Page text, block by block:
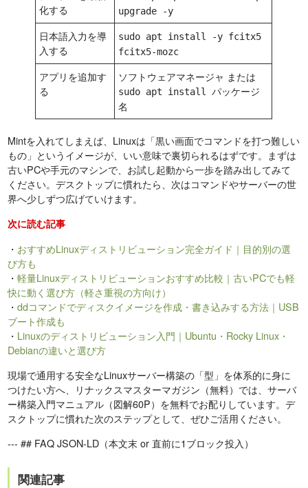
化する
upgrade -y
日本語入力を導
入する
sudo apt install -y fcitx5
fcitx5-mozc
アプリを追加す
る
ソフトウェアマネージャ または
sudo apt install パッケージ
名
Mintを入れてしまえば、Linuxは「黒い画面でコマンドを打つ難しい
もの」というイメージが、いい意味で裏切られるはずです。まずは
古いPCや手元のマシンで、お試し起動から一歩を踏み出してみて
ください。デスクトップに慣れたら、次はコマンドやサーバーの世
界へ少しずつ広げていけます。
次に読む記事
・ おすすめLinuxディストリビューション完全ガイド｜目的別の選
び方も
・軽量Linuxディストリビューションおすすめ比較｜古いPCでも軽
快に動く選び方（軽さ重視の方向け）
・ddコマンドでディスクイメージを作成・書き込みする方法｜USB
ブート作成も
・ Linuxのディストリビューション入門｜Ubuntu・Rocky Linux・
Debianの違いと選び方
現場で通用する安全なLinuxサーバー構築の「型」を体系的に身に
つけたい方へ、リナックスマスターマガジン（無料）では、サーバ
ー構築入門マニュアル（図解60P）を無料でお配りしています。デ
スクトップに慣れた次のステップとして、ぜひご活用ください。
--- ## FAQ JSON-LD（本文末 or 直前に1ブロック投入）
関連記事